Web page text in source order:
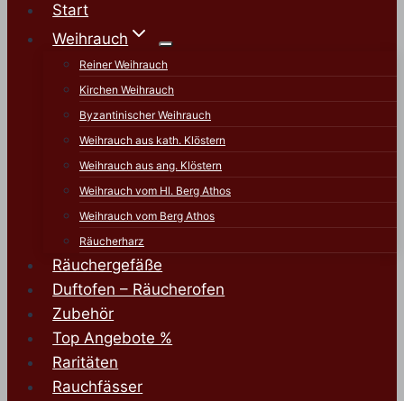
Start
Weihrauch
Reiner Weihrauch
Kirchen Weihrauch
Byzantinischer Weihrauch
Weihrauch aus kath. Klöstern
Weihrauch aus ang. Klöstern
Weihrauch vom Hl. Berg Athos
Weihrauch vom Berg Athos
Räucherharz
Räuchergefäße
Duftofen – Räucherofen
Zubehör
Top Angebote %
Raritäten
Rauchfässer